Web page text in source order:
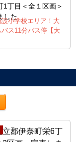
1丁目＜全１区画＞
した
小学校エリア！大
ス11分バス停【大